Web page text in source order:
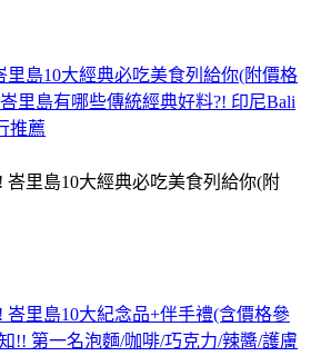
里島10大經典必吃美食列給你(附價格
里島有哪些傳統經典好料?! 印尼Bali
推薦
峇里島10大紀念品+伴手禮(含價格參
!! 第一名泡麵/咖啡/巧克力/辣醬/護膚